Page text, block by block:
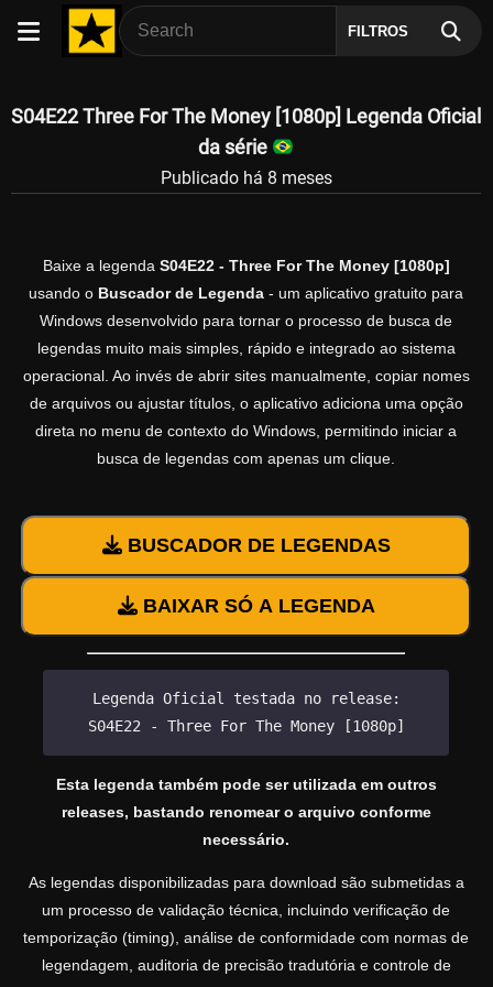
FILTROS
S04E22 Three For The Money [1080p] Legenda Oficial
da série
Publicado há 8 meses
Baixe a legenda S04E22 - Three For The Money [1080p]
usando o Buscador de Legenda - um aplicativo gratuito para
Windows desenvolvido para tornar o processo de busca de
legendas muito mais simples, rápido e integrado ao sistema
operacional. Ao invés de abrir sites manualmente, copiar nomes
de arquivos ou ajustar títulos, o aplicativo adiciona uma opção
direta no menu de contexto do Windows, permitindo iniciar a
busca de legendas com apenas um clique.
BUSCADOR DE LEGENDAS
BAIXAR SÓ A LEGENDA
Legenda Oficial testada no release:
S04E22 - Three For The Money [1080p]
Esta legenda também pode ser utilizada em outros
releases, bastando renomear o arquivo conforme
necessário.
As legendas disponibilizadas para download são submetidas a
um processo de validação técnica, incluindo verificação de
temporização (timing), análise de conformidade com normas de
legendagem, auditoria de precisão tradutória e controle de